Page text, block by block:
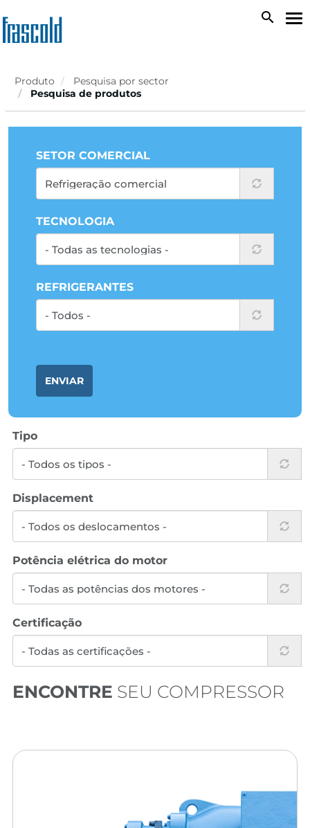
para
o
principal
search
Produto
Pesquisa por sector
Pesquisa de produtos
SETOR COMERCIAL
TECNOLOGIA
REFRIGERANTES
ENVIAR
Tipo
Displacement
Potência elétrica do motor
Certificação
ENCONTRE SEU COMPRESSOR